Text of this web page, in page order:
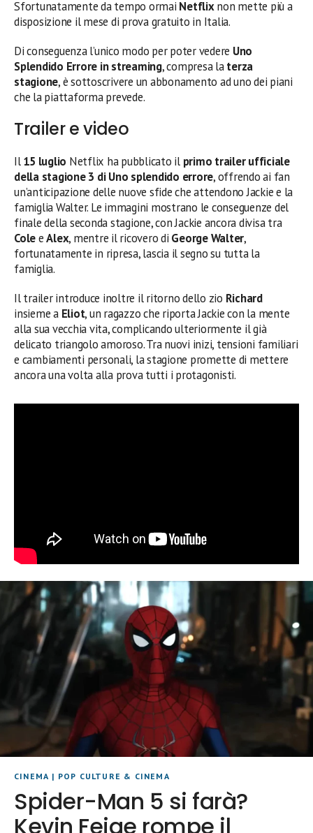
Sfortunatamente da tempo ormai Netflixnon mette più a
disposizione il mese di prova gratuito in Italia.
Di conseguenza l’unico modo per poter vedere Uno
Splendido Errore in streaming, compresa laterza
stagione, è sottoscrivere un abbonamento ad uno dei piani
che la piattaforma prevede.
Trailer e video
Il15 luglio Netflix ha pubblicato il primo trailer ufficiale
della stagione 3 di Uno splendido errore, offrendo ai fan
un’anticipazione delle nuove sfide che attendono Jackie e la
famiglia Walter. Le immagini mostrano le conseguenze del
finale della seconda stagione, con Jackie ancora divisa tra
ColeeAlex, mentre il ricovero di George Walter,
fortunatamente in ripresa, lascia il segno su tutta la
famiglia.
Il trailer introduce inoltre il ritorno dello zio Richard
insieme a Eliot, un ragazzo che riporta Jackie con la mente
alla sua vecchia vita, complicando ulteriormente il già
delicato triangolo amoroso. Tra nuovi inizi, tensioni familiari
e cambiamenti personali, la stagione promette di mettere
ancora una volta alla prova tutti i protagonisti.
CINEMA | POP CULTURE & CINEMA
Spider-Man 5 si farà?
Kevin Feige rompe il